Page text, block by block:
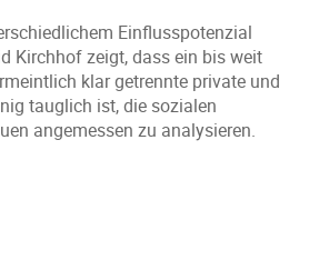
Einflusspotenzial
Kirchhof zeigt, dass ein bis weit
klar getrennte private und
tauglich ist, die sozialen
angemessen zu analysieren.